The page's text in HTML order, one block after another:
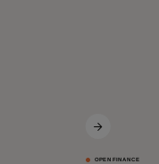
OPEN FINANCE